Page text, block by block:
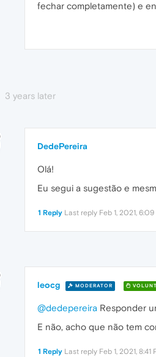
fechar completamente) e
3 years later
DedePereira
Olá!
Eu segui a sugestão e
1 Reply Last reply Feb 1, 2021, 6:09
leocg MODERATOR
@dedepereira Responder
E não, acho que não tem
1 Reply Last reply Feb 1, 2021, 8:41